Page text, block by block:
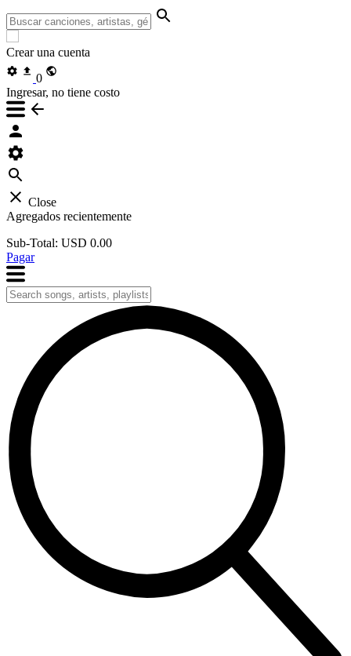
Crear una cuenta
0
Ingresar, no tiene costo
Close
Agregados recientemente
Sub-Total: USD 0.00
Pagar